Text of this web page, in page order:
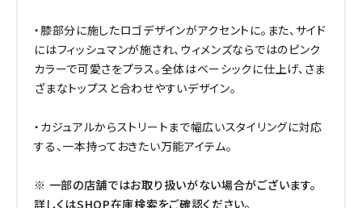
・膝部分に施したロゴデザインがアクセントに。また、サイド
にはフィッシュマンが施され、ウィメンズならではのピンク
カラーで可愛さをプラス。全体はベーシックに仕上げ、さま
ざまなトップスと合わせやすいデザイン。
・カジュアルからストリートまで幅広いスタイリングに対応
する、一本持っておきたい万能アイテム。
※ 一部の店舗ではお取り扱いがない場合がございます。
詳しくはSHOP在庫検索をご確認ください。